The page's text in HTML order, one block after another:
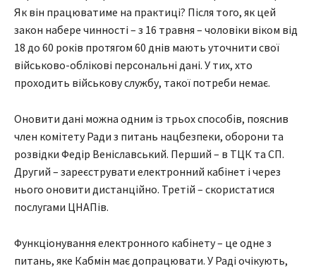
Як він працюватиме на практиці? Після того, як цей
закон набере чинності – з 16 травня – чоловіки віком від
18 до 60 років протягом 60 днів мають уточнити свої
військово-облікові персональні дані. У тих, хто
проходить військову службу, такої потреби немає.
Оновити дані можна одним із трьох способів, пояснив
член комітету Ради з питань нацбезпеки, оборони та
розвідки Федір Веніславський. Перший – в ТЦК та СП.
Другий – зареєструвати електронний кабінет і через
нього оновити дистанційно. Третій – скористатися
послугами ЦНАПів.
Функціонування електронного кабінету – це одне з
питань, яке Кабмін має допрацювати. У Раді очікують,